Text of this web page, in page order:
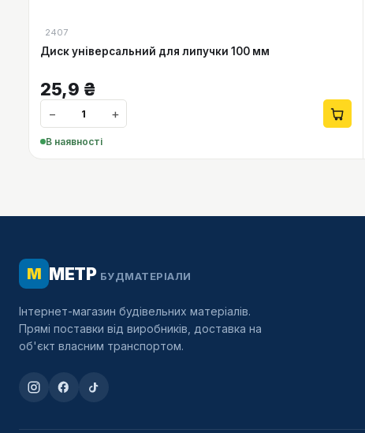
2407
Диск універсальний для липучки 100 мм
25,9 ₴
− +
В наявності
М МЕТР БУДМАТЕРІАЛИ
Інтернет-магазин будівельних матеріалів.
Прямі поставки від виробників, доставка на
об'єкт власним транспортом.